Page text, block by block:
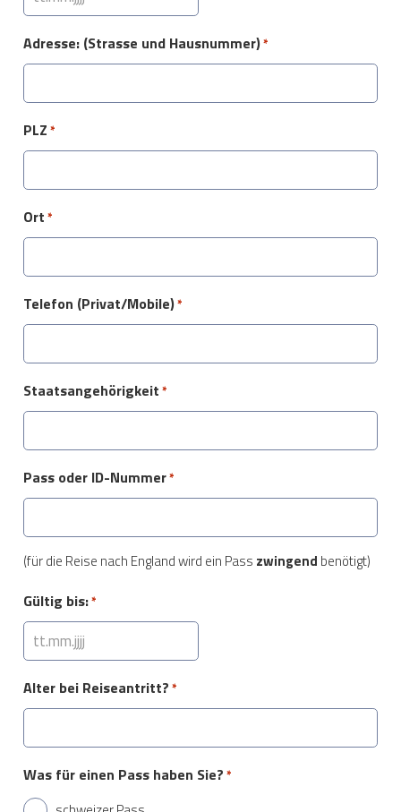
TT
JJJJ
Adresse: (Strasse und Hausnummer)*
PLZ *
Ort *
Telefon (Privat/Mobile)*
Staatsangehörigkeit *
Pass oder ID-Nummer*
(für die Reise nach England wird ein Pass zwingend benötigt)
Gültig bis:*
TT
JJJJ
Alter bei Reiseantritt? *
Was für einen Pass haben Sie? *